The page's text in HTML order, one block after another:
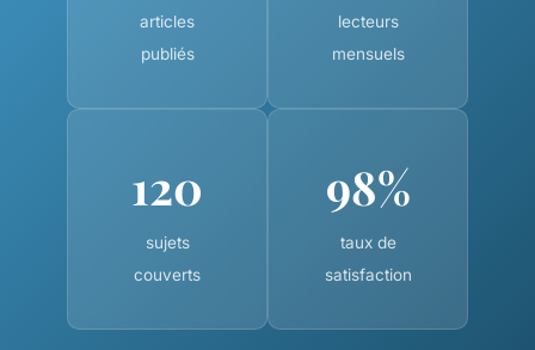
articles
publiés
lecteurs
mensuels
120
sujets
couverts
98%
taux de
satisfaction